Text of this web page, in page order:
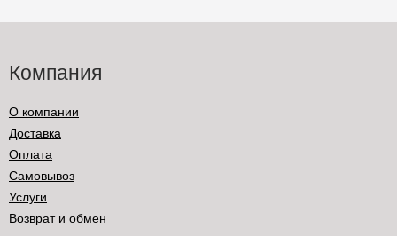
Компания
О компании
Доставка
Оплата
Самовывоз
Услуги
Возврат и обмен